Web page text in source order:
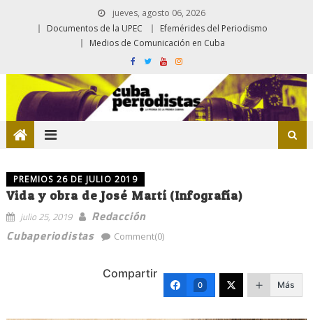
jueves, agosto 06, 2026
Documentos de la UPEC
Efemérides del Periodismo
Medios de Comunicación en Cuba
PREMIOS 26 DE JULIO 2019
Vida y obra de José Martí (Infografía)
julio 25, 2019
Redacción
Cubaperiodistas
Comment(0)
Compartir
0 Más